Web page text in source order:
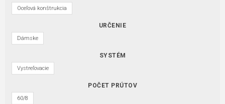
Oceľová konštrukcia
URČENIE
Dámske
SYSTÉM
Vystreľovacie
POČET PRÚTOV
60/8